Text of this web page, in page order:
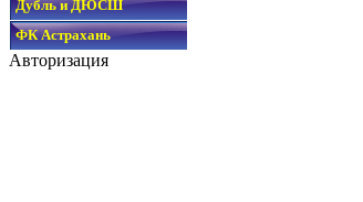
Дубль и ДЮСШ
ФК Астрахань
Авторизация